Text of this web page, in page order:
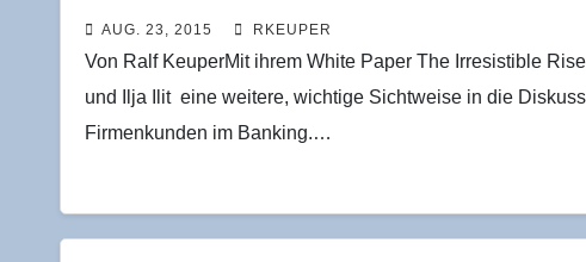
AUG. 23, 2015 RKEUPER
Von Ralf KeuperMit ihrem White Paper The Irresistible
und Ilja Ilit eine weitere, wichtige Sichtweise in die
Firmenkunden im Banking.…